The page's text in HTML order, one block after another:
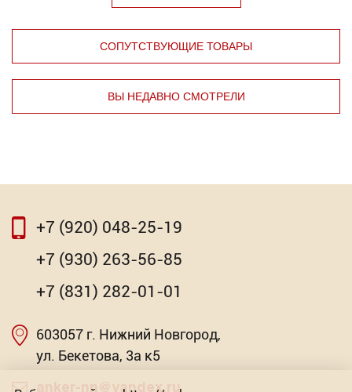
СОПУТСТВУЮЩИЕ ТОВАРЫ
⇦
Ледоруб-скребок мет. черенок 200х1200мм
298.66Р
-
⇨
ВЫ НЕДАВНО СМОТРЕЛИ
⇦
Насадка для МФИ ЗУБР DIAMOND керамика,
мрамор, стекло
Торговых предложений: 2
+7 (920) 048-25-19
+7 (930) 263-56-85
+7 (831) 282-01-01
603057 г. Нижний Новгород,
ул. Бекетова, 3а к5
anker-nn@yandex.ru